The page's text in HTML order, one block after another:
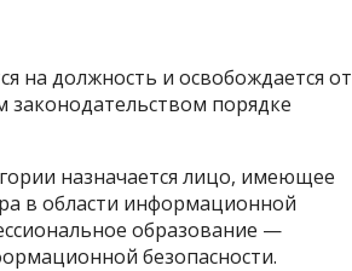
на должность и освобождается от
порядке
назначается лицо, имеющее
в области информационной
образование —
безопасности.